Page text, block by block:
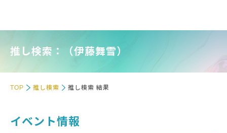
推し検索：（伊藤舞雪）
TOP 推し検索 推し検索 結果
イベント情報